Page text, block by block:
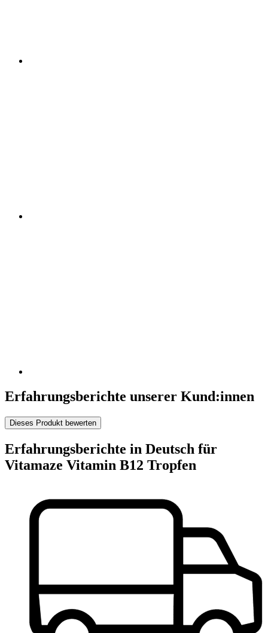
Erfahrungsberichte unserer Kund:innen
Dieses Produkt bewerten
Erfahrungsberichte in Deutsch für
Vitamaze Vitamin B12 Tropfen